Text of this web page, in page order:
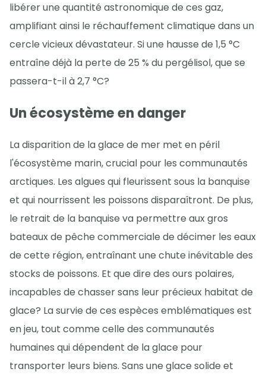
libérer une quantité astronomique de ces gaz,
amplifiant ainsi le réchauffement climatique dans un
cercle vicieux dévastateur. Si une hausse de 1,5 °C
entraîne déjà la perte de 25 % du pergélisol, que se
passera-t-il à 2,7 °C?
Un écosystème en danger
La disparition de la glace de mer met en péril
l'écosystème marin, crucial pour les communautés
arctiques. Les algues qui fleurissent sous la banquise
et qui nourrissent les poissons disparaîtront. De plus,
le retrait de la banquise va permettre aux gros
bateaux de pêche commerciale de décimer les eaux
de cette région, entraînant une chute inévitable des
stocks de poissons. Et que dire des ours polaires,
incapables de chasser sans leur précieux habitat de
glace? La survie de ces espèces emblématiques est
en jeu, tout comme celle des communautés
humaines qui dépendent de la glace pour
transporter leurs biens. Sans une glace solide et